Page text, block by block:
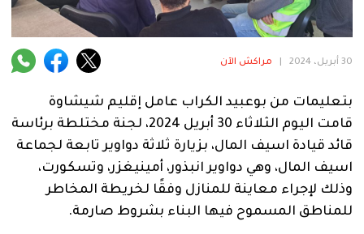
30 أبريل، 2024 مراكش الآن
بتعليمات من بوعبيد الكراب عامل إقليم شيشاوة
قامت اليوم الثلاثاء 30 أبريل 2024، لجنة مختلطة برئاسة
قائد قيادة اسيف المال، بزيارة ثلاثة دواوير تابعة لجماعة
اسيف المال، وهي دواوير انبذور، أمينيغزر، وتسكورت،
وذلك لإجراء معاينة للمنازل وفقًا لخريطة المخاطر
للمناطق المسموح فيها البناء بشروط صارمة.